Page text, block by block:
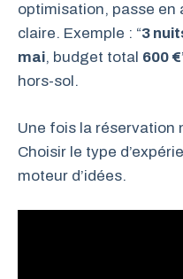
optimisation, passe en
claire. Exemple : “3
mai, budget total 600 €
hors-sol.
Une fois la réservation
Choisir le type
moteur d’idées.